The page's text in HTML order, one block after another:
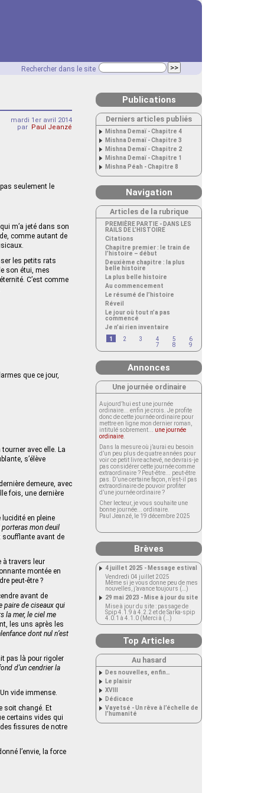
Rechercher dans le site
mardi 1er avril 2014
par Paul Jeanzé
seulement le
m’a jeté dans son
comme autant de
les petits rats
son étui, mes
C’est comme
que ce jour,
avec elle. La
s’élève
demeure, avec
fois, une dernière
en pleine
porteras mon deuil
soufflante avant de
à travers leur
montée en
peut-être ?
avant de
paire de ciseaux qui
la mer, le ciel me
les uns après les
dont nul n’est
pas là pour rigoler
d’un cendrier la
vide immense.
soit changé. Et
certains vides qui
fissures de notre
l’envie, la force
Publications
Derniers articles publiés
Mishna Demaï - Chapitre 4
Mishna Demaï - Chapitre 3
Mishna Demaï - Chapitre 2
Mishna Demaï - Chapitre 1
Mishna Péah - Chapitre 8
Navigation
Articles de la rubrique
PREMIÈRE PARTIE - DANS LES
RAILS DE L’HISTOIRE
Citations
Chapitre premier : le train de
l’histoire – début
Deuxième chapitre : la plus
belle histoire
La plus belle histoire
Au commencement
Le résumé de l’histoire
Réveil
Le jour où tout n’a pas
commencé
Je n’ai rien inventaire
1
2 3 4 5
6
7
8 9
Annonces
Une journée ordinaire
Aujourd’hui est une journée
ordinaire... enfin je crois. Je profite
donc de cette journée ordinaire pour
mettre en ligne mon dernier roman,
intitulé sobrement... une journée
ordinaire
Dans la mesure où j’aurai eu besoin
d’un peu plus de quatre années pour
voir ce petit livre achevé, ne devrais-je
pas considérer cette journée comme
extraordinaire ? Peut-être... peut-être
pas. D’une certaine façon, n’est-il pas
extraordinaire de pouvoir profiter
d’une journée ordinaire ?
Cher lecteur, je vous souhaite une
bonne journée... ordinaire.
Paul Jeanzé, le 19 décembre 2025
Brèves
4 juillet 2025 - Message estival
Vendredi 04 juillet 2025
Même si je vous donne peu de mes
nouvelles, j’avance toujours (…)
29 mai 2023 - Mise à jour du site
Mise à jour du site : passage de
Spip 4.1.9 à 4.2.2 et de Sarka-spip
4.0.1 à 4.1.0 (Merci à (…)
Top Articles
Au hasard
Des nouvelles, enfin…
Le plaisir
XVIII
Dédicace
Vayetsé - Un rêve à l’échelle de
l’humanité